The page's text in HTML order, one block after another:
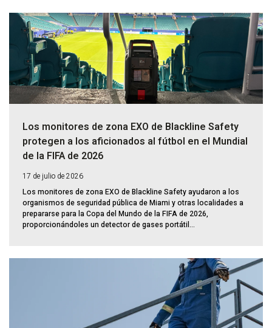
Los monitores de zona EXO de Blackline Safety
protegen a los aficionados al fútbol en el Mundial
de la FIFA de 2026
17 de julio de 2026
Los monitores de zona EXO de Blackline Safety ayudaron a los
organismos de seguridad pública de Miami y otras localidades a
prepararse para la Copa del Mundo de la FIFA de 2026,
proporcionándoles un detector de gases portátil...